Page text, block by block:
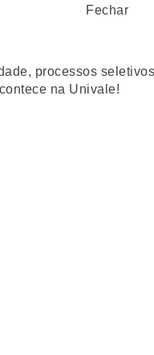
Fechar
processos
na Univale!